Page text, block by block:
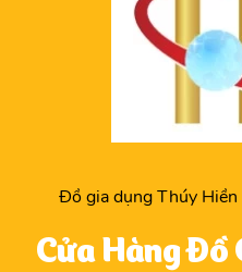
Đồ gia dụng Thúy
Cửa Hàng Đồ